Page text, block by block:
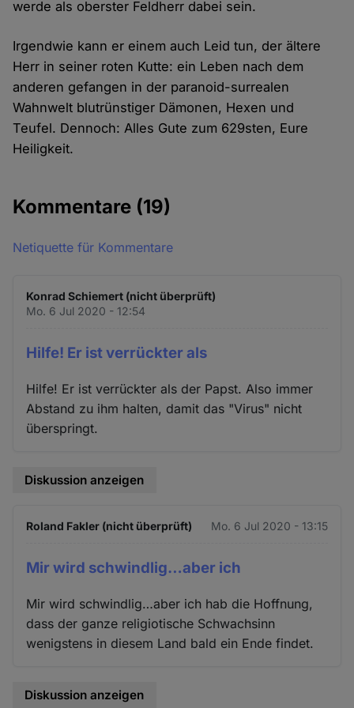
werde als oberster Feldherr dabei sein.
Irgendwie kann er einem auch Leid tun, der ältere
Herr in seiner roten Kutte: ein Leben nach dem
anderen gefangen in der paranoid-surrealen
Wahnwelt blutrünstiger Dämonen, Hexen und
Teufel. Dennoch: Alles Gute zum 629sten, Eure
Heiligkeit.
Kommentare (19)
Netiquette für Kommentare
Konrad Schiemert (nicht überprüft)
Mo. 6 Jul 2020 - 12:54
Hilfe! Er ist verrückter als
Hilfe! Er ist verrückter als der Papst. Also immer
Abstand zu ihm halten, damit das "Virus" nicht
überspringt.
Diskussion anzeigen
Roland Fakler (nicht überprüft) Mo. 6 Jul 2020 - 13:15
Mir wird schwindlig…aber ich
Mir wird schwindlig…aber ich hab die Hoffnung,
dass der ganze religiotische Schwachsinn
wenigstens in diesem Land bald ein Ende findet.
Diskussion anzeigen